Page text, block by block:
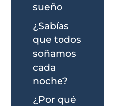
sueño
¿Sabías
que todos
soñamos
cada
noche?
¿Por qué